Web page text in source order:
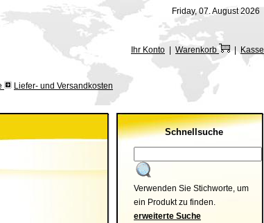
Friday, 07. August 2026
Ihr Konto Warenkorb | Kasse
Liefer- und Versandkosten
Schnellsuche
Verwenden Sie Stichworte, um
ein Produkt zu finden.
erweiterte Suche